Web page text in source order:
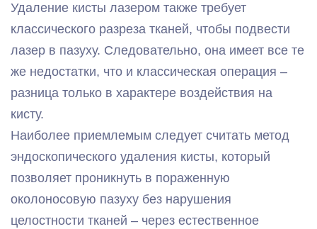
Удаление кисты лазером также требует
классического разреза тканей, чтобы подвести
лазер в пазуху. Следовательно, она имеет все те
же недостатки, что и классическая операция –
разница только в характере воздействия на
кисту.
Наиболее приемлемым следует считать метод
эндоскопического удаления кисты, который
позволяет проникнуть в пораженную
околоносовую пазуху без нарушения
целостности тканей – через естественное